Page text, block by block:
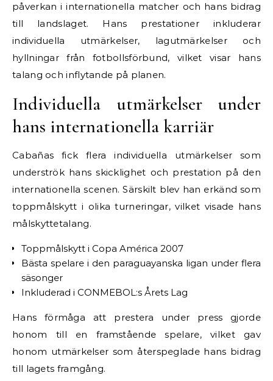
påverkan i internationella matcher och hans bidrag
till landslaget. Hans prestationer inkluderar
individuella utmärkelser, lagutmärkelser och
hyllningar från fotbollsförbund, vilket visar hans
talang och inflytande på planen.
Individuella utmärkelser under
hans internationella karriär
Cabañas fick flera individuella utmärkelser som
underströk hans skicklighet och prestation på den
internationella scenen. Särskilt blev han erkänd som
toppmålskytt i olika turneringar, vilket visade hans
målskyttetalang.
Toppmålskytt i Copa América 2007
Bästa spelare i den paraguayanska ligan under flera
säsonger
Inkluderad i CONMEBOL:s Årets Lag
Hans förmåga att prestera under press gjorde
honom till en framstående spelare, vilket gav
honom utmärkelser som återspeglade hans bidrag
till lagets framgång.